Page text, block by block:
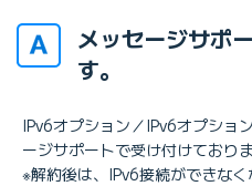
メッセージサポ
す。
IPv6オプション／IPv6オプショ
ージサポートで受け付けておりま
※解約後は、IPv6接続ができなく